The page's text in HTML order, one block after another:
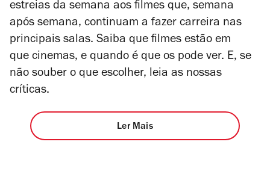
estreias da semana aos filmes que, semana
após semana, continuam a fazer carreira nas
principais salas. Saiba que filmes estão em
que cinemas, e quando é que os pode ver. E, se
não souber o que escolher, leia as nossas
críticas.
Ler Mais